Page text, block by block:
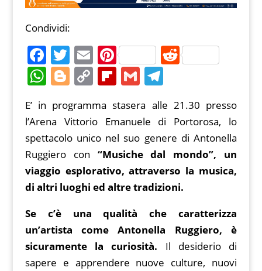
Condividi:
F
a
c
e
b
o
o
k
T
w
itt
er
E
m
ai
l
Pi
nt
er
e
st
R
di
t
W
at
s
A
p
p
Bl
g
g
er
C
p
y
Li
n
k
Fl
b
o
ar
d
G
ai
l
T
e
gr
a
m
E’ in programma stasera alle 21.30 presso
l’Arena Vittorio Emanuele di Portorosa, lo
spettacolo unico nel suo genere di Antonella
Ruggiero con “Musiche dal mondo”, un
viaggio esplorativo, attraverso la musica,
di altri luoghi ed altre tradizioni.
Se c’è una qualità che caratterizza
un’artista come Antonella Ruggiero, è
sicuramente la curiosità. Il desiderio di
sapere e apprendere nuove culture, nuovi